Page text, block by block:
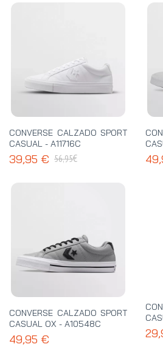
CONVERSE CALZADO SPORT
CASUAL - A11716C
39,95 € 56,95€
CONVERSE CALZADO SPORT
CASUAL OX - A10548C
49,95 €